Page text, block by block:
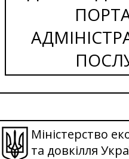
Міністерство
та довкілля